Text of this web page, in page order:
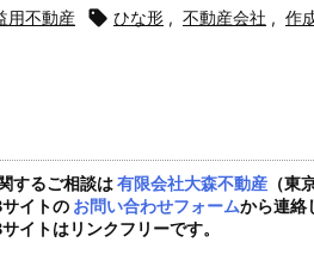
用不動産  ひな形 , 不動産会社 , 作
するご相談は有限会社大森不動産 （東
イトの お問い合わせフォームから連絡
イトはリンクフリーです。